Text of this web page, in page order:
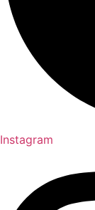
Instagram